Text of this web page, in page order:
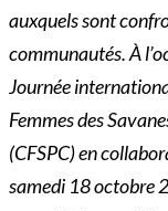
auxquels sont
communautés. À
Journée
Femmes des
(CFSPC) en
samedi 18 octobre